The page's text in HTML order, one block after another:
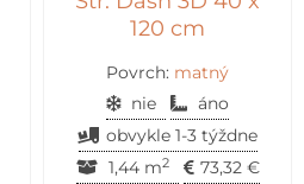
120 cm
Povrch: matný
nie
áno
obvykle 1-3 týždne
1,44 m2 73,32 €